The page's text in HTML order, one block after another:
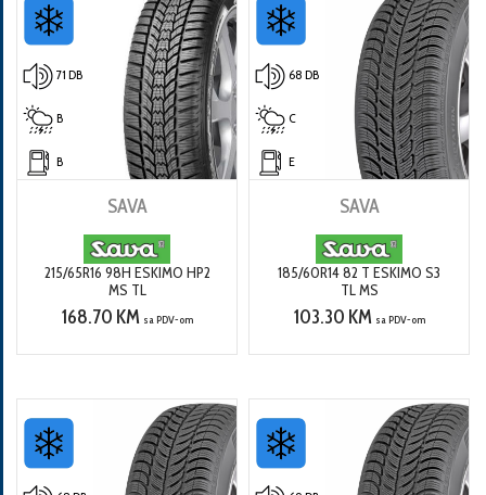
71 DB
B
B
SAVA
215/65R16 98H ESKIMO HP2
MS TL
168.70 KM sa PDV-om
68 DB
C
E
SAVA
185/60R14 82 T ESKIMO S3
TL MS
103.30 KM sa PDV-om